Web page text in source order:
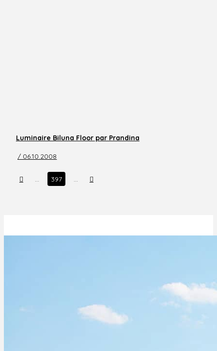
Luminaire Biluna Floor par Prandina
/ 06.10.2008
Prev … 397 … Next